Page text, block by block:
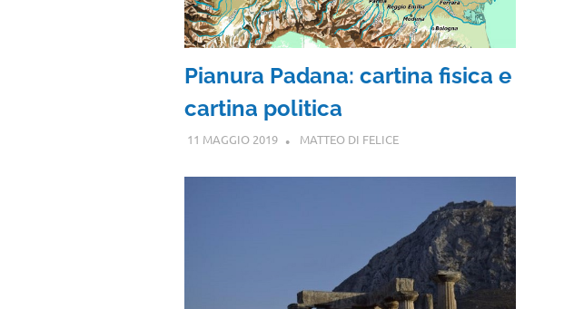
Pianura Padana: cartina fisica e
cartina politica
11 MAGGIO 2019 MATTEO DI FELICE